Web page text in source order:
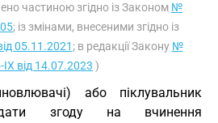
частиною згідно із Законом №
; із змінами, внесеними згідно із
05.11.2021 ; в редакції Закону №
IX від 14.07.2023 )
або піклувальник
згоду на вчинення